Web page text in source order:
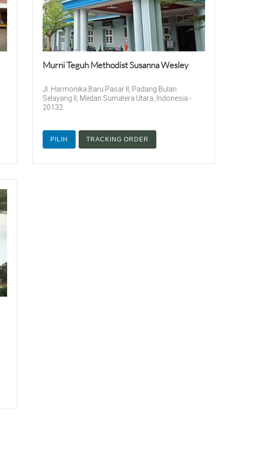
Murni Teguh Methodist Susanna Wesley
Jl. Harmonika Baru Pasar II, Padang Bulan
Selayang II, Medan Sumatera Utara, Indonesia -
20132
PILIH TRACKING ORDER